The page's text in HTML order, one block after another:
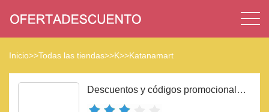
Inicio>>Todas las tiendas>>K>>Katanamart
Descuentos y códigos promocionales Katanamart 2023